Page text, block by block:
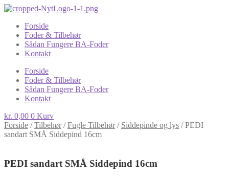
Forside
Foder & Tilbehør
Sådan Fungere BA-Foder
Kontakt
Forside
Foder & Tilbehør
Sådan Fungere BA-Foder
Kontakt
kr. 0,00 0 Kurv
Forside /Tilbehør/Fugle Tilbehør/ Siddepinde og lys /PEDI
sandart SMÅ Siddepind 16cm
PEDI sandart SMÅ Siddepind 16cm